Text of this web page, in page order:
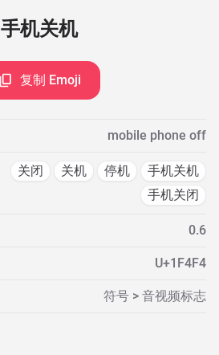
手机关机
复制 Emoji
mobile phone off
关闭 关机 停机
手机关机
手机关闭
0.6
U+1F4F4
符号 > 音视频标志